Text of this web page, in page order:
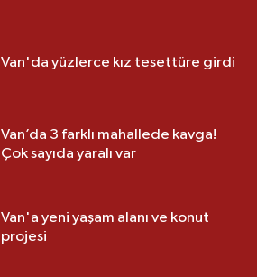
Van'da yüzlerce kız tesettüre girdi
Van’da 3 farklı mahallede kavga!
Çok sayıda yaralı var
Van'a yeni yaşam alanı ve konut
projesi